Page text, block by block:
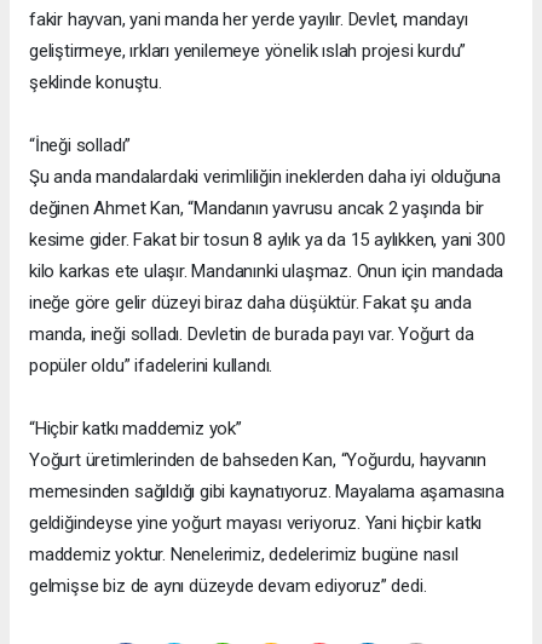
fakir hayvan, yani manda her yerde yayılır. Devlet, mandayı
geliştirmeye, ırkları yenilemeye yönelik ıslah projesi kurdu”
şeklinde konuştu.
“İneği solladı”
Şu anda mandalardaki verimliliğin ineklerden daha iyi olduğuna
değinen Ahmet Kan, “Mandanın yavrusu ancak 2 yaşında bir
kesime gider. Fakat bir tosun 8 aylık ya da 15 aylıkken, yani 300
kilo karkas ete ulaşır. Mandanınki ulaşmaz. Onun için mandada
ineğe göre gelir düzeyi biraz daha düşüktür. Fakat şu anda
manda, ineği solladı. Devletin de burada payı var. Yoğurt da
popüler oldu” ifadelerini kullandı.
“Hiçbir katkı maddemiz yok”
Yoğurt üretimlerinden de bahseden Kan, “Yoğurdu, hayvanın
memesinden sağıldığı gibi kaynatıyoruz. Mayalama aşamasına
geldiğindeyse yine yoğurt mayası veriyoruz. Yani hiçbir katkı
maddemiz yoktur. Nenelerimiz, dedelerimiz bugüne nasıl
gelmişse biz de aynı düzeyde devam ediyoruz” dedi.